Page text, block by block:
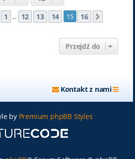
15 z16
Poprzednia
1 … 12 13 14 15 16
Przejdź do
Kontakt z nami
by Premium phpBB Styles